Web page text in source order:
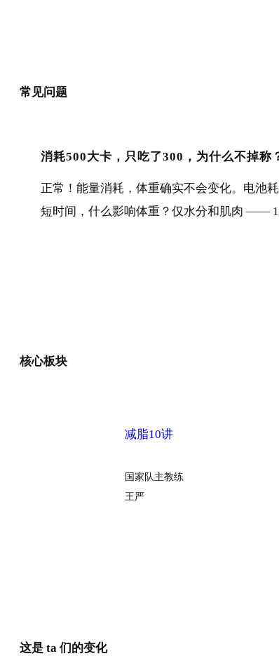
常见问题
消耗500大卡，只吃了300，为什么不掉称
正常！能量消耗，体重确实不会变化。电池
短时间，什么影响体重？仅水分和肌肉 ——
核心板块
减脂10讲
国家队主教练
王严
这是 ta 们的变化